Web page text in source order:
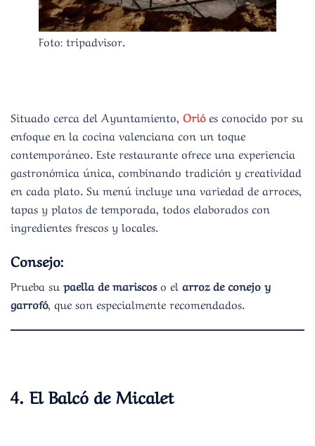
Foto: tripadvisor.
Situado cerca del Ayuntamiento, Orióes conocido por su
enfoque en la cocina valenciana con un toque
contemporáneo. Este restaurante ofrece una experiencia
gastronómica única, combinando tradición y creatividad
en cada plato. Su menú incluye una variedad de arroces,
tapas y platos de temporada, todos elaborados con
ingredientes frescos y locales.
Consejo:
Prueba su paella de mariscoso el arroz de conejo y
garrofó, que son especialmente recomendados.
4. El Balcó de Micalet